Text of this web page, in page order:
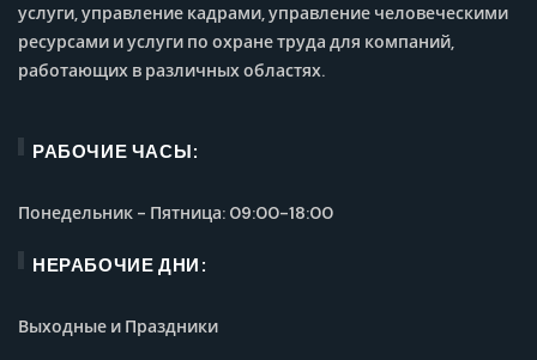
услуги, управление кадрами, управление человеческими
ресурсами и услуги по охране труда для компаний,
работающих в различных областях.
РАБОЧИЕ ЧАСЫ:
Понедельник - Пятница: 09:00-18:00
НЕРАБОЧИЕ ДНИ:
Выходные и Праздники